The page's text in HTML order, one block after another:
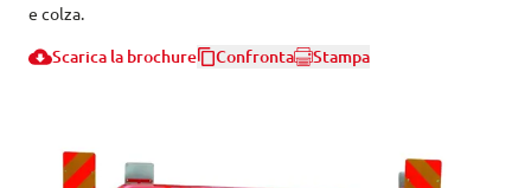
e colza.
Scarica la brochure Confronta Stampa